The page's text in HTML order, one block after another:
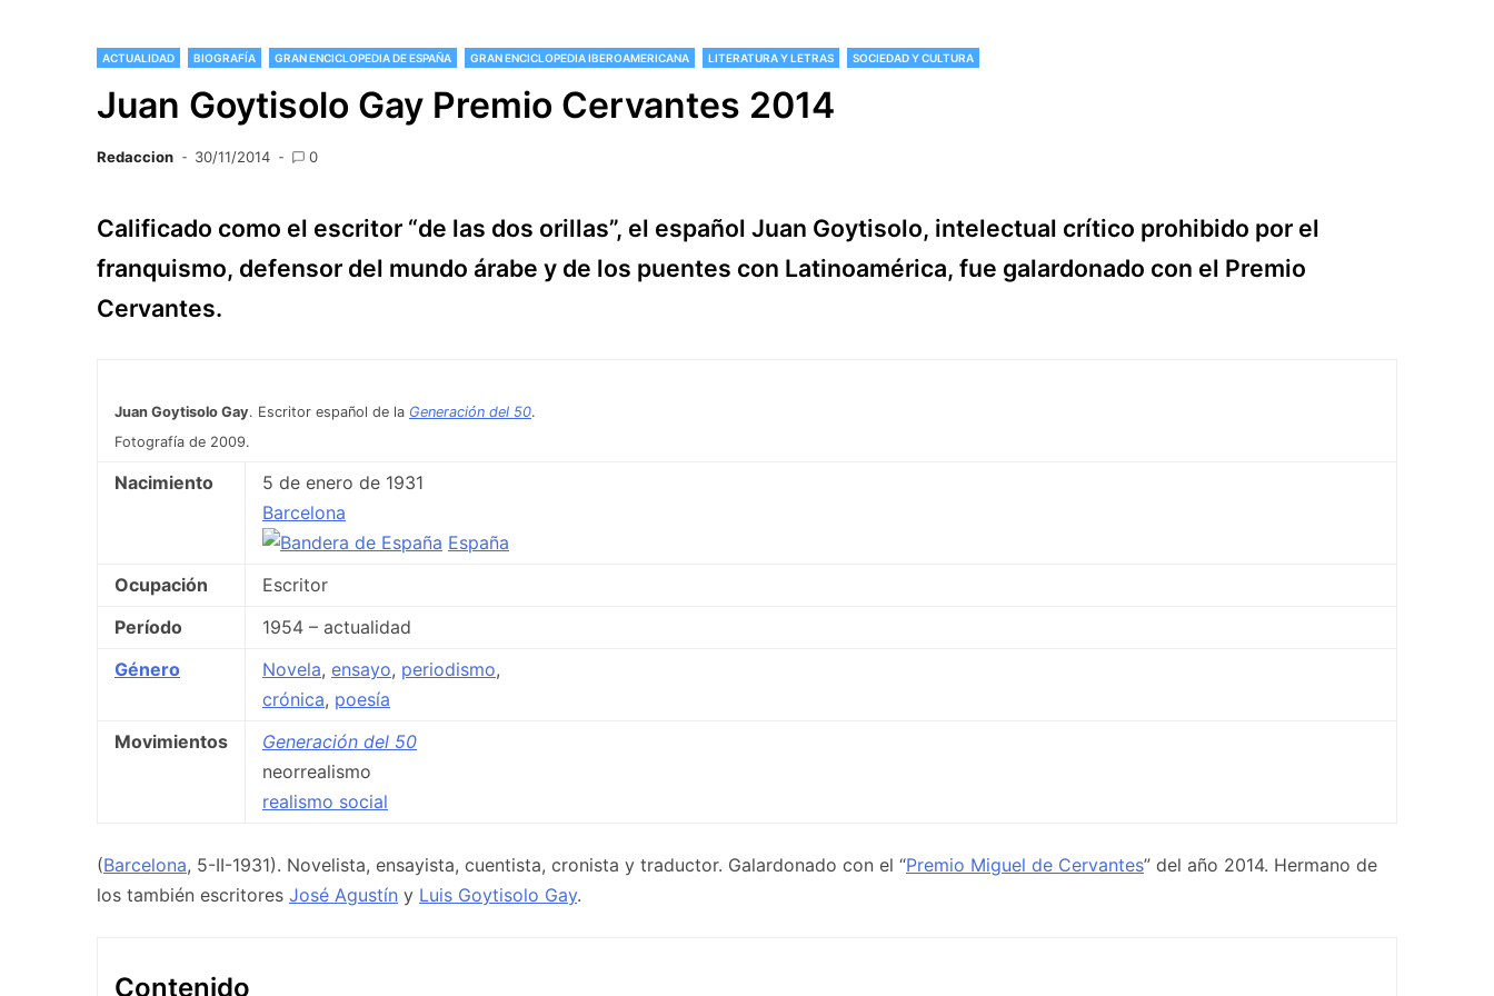
ACTUALIDAD BIOGRAFÍA GRAN ENCICLOPEDIA DE ESPAÑA GRAN ENCICLOPEDIA IBEROAMERICANA LITERATURA Y LETRAS SOCIEDAD Y CULTURA
Juan Goytisolo Gay Premio Cervantes 2014
Redaccion 30/11/2014 0
Calificado como el escritor “de las dos orillas”, el español Juan Goytisolo, intelectual crítico prohibido por el
franquismo, defensor del mundo árabe y de los puentes con Latinoamérica, fue galardonado con el Premio
Cervantes.
Juan Goytisolo Gay. Escritor español de la Generación del 50.
Fotografía de 2009.
Nacimiento
5 de enero de 1931
Barcelona
España
Ocupación
Escritor
Período
1954 – actualidad
Género
Novela, ensayo, periodismo,
crónica, poesía
Movimientos
Generación del 50
neorrealismo
realismo social
(Barcelona, 5-II-1931). Novelista, ensayista, cuentista, cronista y traductor. Galardonado con el “Premio Miguel de Cervantes” del año 2014. Hermano de
los también escritores José Agustín y Luis Goytisolo Gay.
Contenido